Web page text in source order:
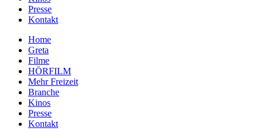
Presse
Kontakt
Home
Greta
Filme
HÖRFILM
Mehr Freizeit
Branche
Kinos
Presse
Kontakt